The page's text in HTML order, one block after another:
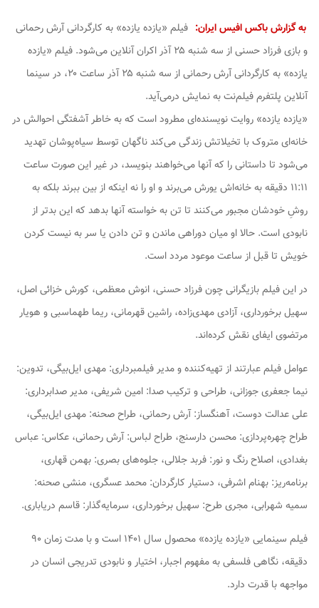
به گزارش باکس افیس ایران: فیلم «یازده یازده» به کارگردانی آرش رحمانی
و بازی فرزاد حسنی از سه شنبه ۲۵ آذر اکران آنلاین می‌شود. فیلم «یازده
یازده» به کارگردانی آرش رحمانی از سه شنبه ۲۵ آذر ساعت ۲۰، در سینما
آنلاین پلتفرم فیلم‌نت به نمایش درمی‌آید.
«یازده یازده» روایت نویسنده‌ای مطرود است که به خاطر آشفتگی احوالش در
خانه‌ای متروک با تخیلاتش زندگی می‌کند ناگهان توسط سیاه‌پوشان تهدید
می‌شود تا داستانی را که آنها می‌خواهند بنویسد، در غیر این صورت ساعت
۱۱:۱۱ دقیقه به خانه‌اش یورش می‌برند و او را نه اینکه از بین ببرند بلکه به
روشِ خودشان مجبور می‌کنند تا تن به خواسته‌ آنها بدهد که این بدتر از
نابودی است. حالا او میان دوراهی ماندن و تن دادن یا سر به نیست کردن
خویش تا قبل از ساعت موعود مردد است.
در این فیلم بازیگرانی چون فرزاد حسنی، انوش معظمی، کورش خزائی اصل،
سهیل برخورداری، آزادی مهدی‌زاده، راشین قهرمانی، ریما طهماسبی و هویار
مرتضوی ایفای نقش کرده‌اند.
عوامل فیلم عبارتند از تهیه‌کننده و مدیر فیلمبرداری: مهدی ایل‌بیگی، تدوین:
نیما جعفری جوزانی، طراحی و ترکیب صدا: امین شریفی، مدیر صدابرداری:
علی عدالت دوست، آهنگساز: آرش رحمانی، طراح صحنه: مهدی ایل‌بیگی،
طراح چهره‌پردازی: محسن دارسنج، طراح لباس: آرش رحمانی، عکاس: عباس
بغدادی، اصلاح رنگ و نور: فربد جلالی، جلوه‌های بصری: بهمن قهاری،
برنامه‌ریز: بهنام اشرفی، دستیار کارگردان: محمد عسگری، منشی صحنه:
سمیه شهرابی، مجری طرح: سهیل برخورداری، سرمایه‌گذار: قاسم دریاباری.
فیلم سینمایی «یازده یازده» محصول سال ۱۴۰۱ است و با مدت زمان ۹۰
دقیقه، نگاهی فلسفی به مفهوم اجبار، اختیار و نابودی تدریجی انسان در
مواجهه با قدرت دارد.